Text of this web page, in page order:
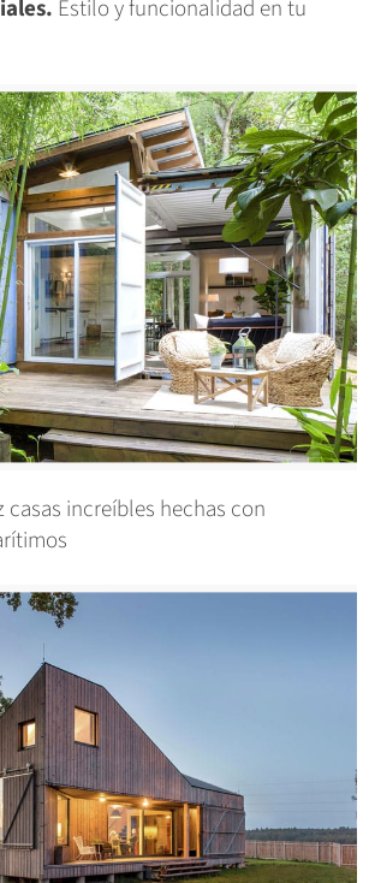
Estilo y funcionalidad en tu
casas increíbles hechas con